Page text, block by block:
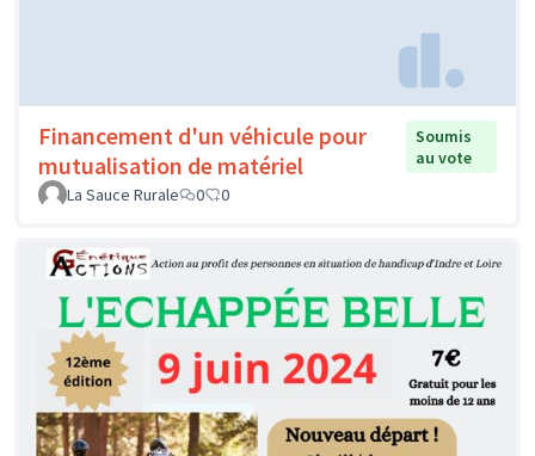
Financement d'un véhicule pour
mutualisation de matériel
Soumis
au vote
La Sauce Rurale
0 0